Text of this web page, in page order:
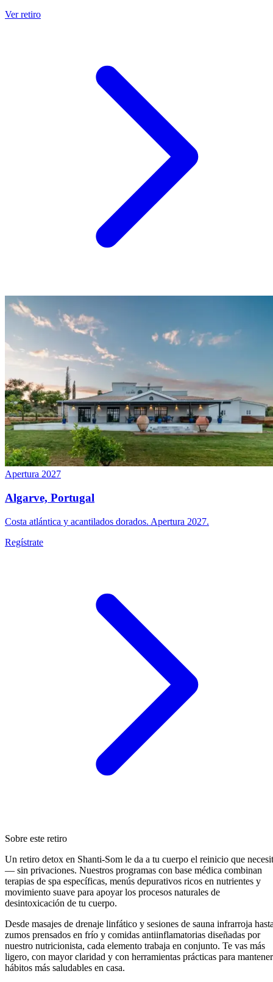
Ver retiro
Apertura 2027
Algarve, Portugal
Costa atlántica y acantilados dorados. Apertura 2027.
Regístrate
Sobre este retiro
Un retiro detox en Shanti-Som le da a tu cuerpo el reinicio que
— sin privaciones. Nuestros programas con base médica combinan
terapias de spa específicas, menús depurativos ricos en nutrientes y
movimiento suave para apoyar los procesos naturales de
desintoxicación de tu cuerpo.
Desde masajes de drenaje linfático y sesiones de sauna infrarroja
zumos prensados en frío y comidas antiinflamatorias diseñadas por
nuestro nutricionista, cada elemento trabaja en conjunto. Te vas más
ligero, con mayor claridad y con herramientas prácticas para mantener
hábitos más saludables en casa.